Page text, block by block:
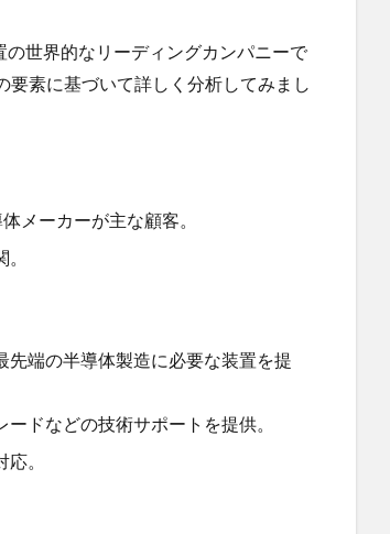
世界的なリーディングカンパニーで
素に基づいて詳しく分析してみまし
メーカーが主な顧客。
先端の半導体製造に必要な装置を提
ドなどの技術サポートを提供。
。